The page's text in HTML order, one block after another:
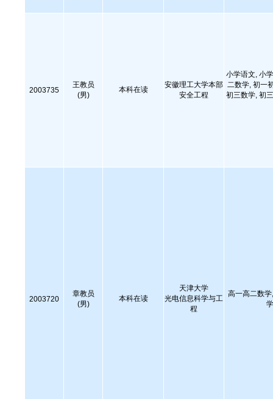
2003735
王教员
(男)
本科在读
安徽理工大学本部
安全工程
小学语文, 小
二数学, 初一
初三数学, 初
2003720
章教员
(男)
本科在读
天津大学
光电信息科学与工
程
高一高二数